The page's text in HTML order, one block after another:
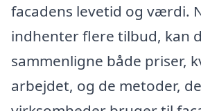
facadens levetid og værdi.
indhenter flere tilbud, kan
sammenligne både priser,
arbejdet, og de metoder,